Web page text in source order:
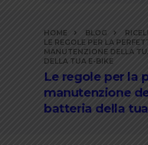
contenuti
HOME BLOG
LE REGOLE PER LA
MANUTENZIONE DELLA
DELLA TUA E-BIKE
Le regole per la
manutenzione
batteria della